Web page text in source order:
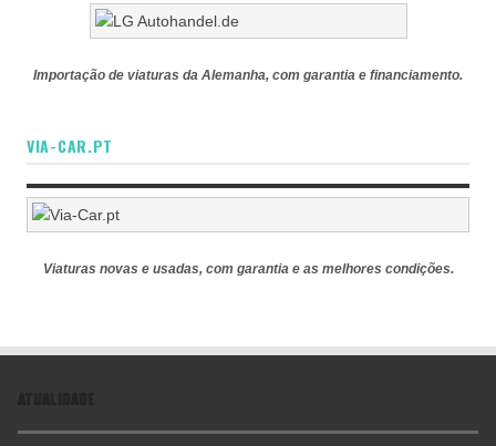
Importação de viaturas da Alemanha, com garantia e financiamento.
VIA-CAR.PT
Viaturas novas e usadas, com garantia e as melhores condições.
ATUALIDADE